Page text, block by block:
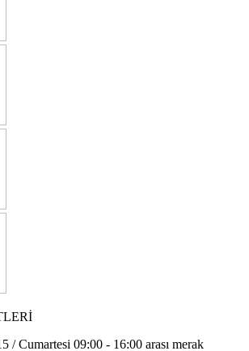
/ Cumartesi 09:00 - 16:00 arası merak